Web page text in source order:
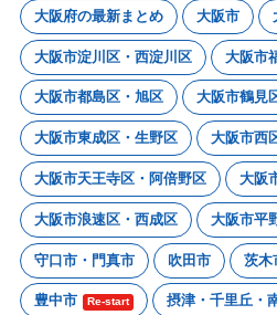
大阪府の最新まとめ 大阪市
大阪市淀川区・西淀川区 大阪市
大阪市都島区・旭区 大阪市鶴見
大阪市東成区・生野区 大阪市西
大阪市天王寺区・阿倍野区 大阪
大阪市浪速区・西成区 大阪市平
守口市・門真市 吹田市 茨木
豊中市 Re-start 摂津・千里丘・